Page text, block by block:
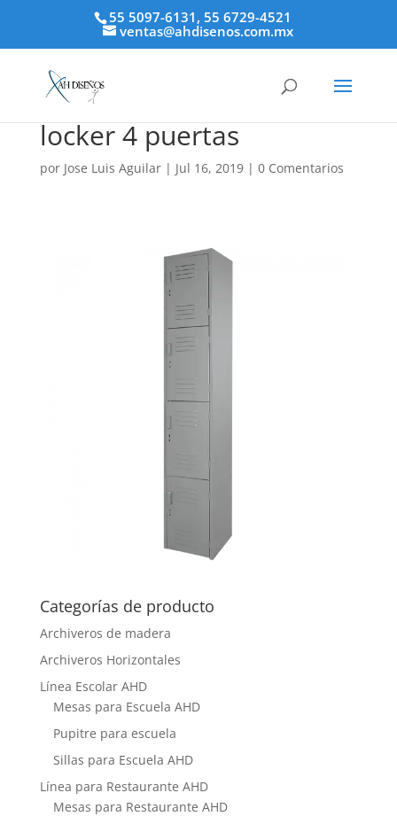
55 5097-6131, 55 6729-4521
ventas@ahdisenos.com.mx
locker 4 puertas
por Jose Luis Aguilar| Jul 16, 2019| 0 Comentarios
Categorías de producto
Archiveros de madera
Archiveros Horizontales
Línea Escolar AHD
Mesas para Escuela AHD
Pupitre para escuela
Sillas para Escuela AHD
Línea para Restaurante AHD
Mesas para Restaurante AHD